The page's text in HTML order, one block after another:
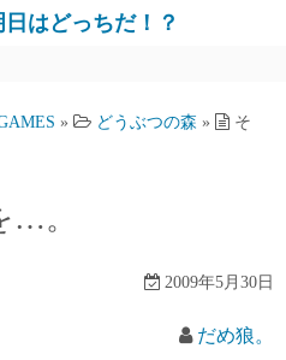
はどっちだ！？
» どうぶつの森 »
そ
…。
2009年5月30日
だめ狼。